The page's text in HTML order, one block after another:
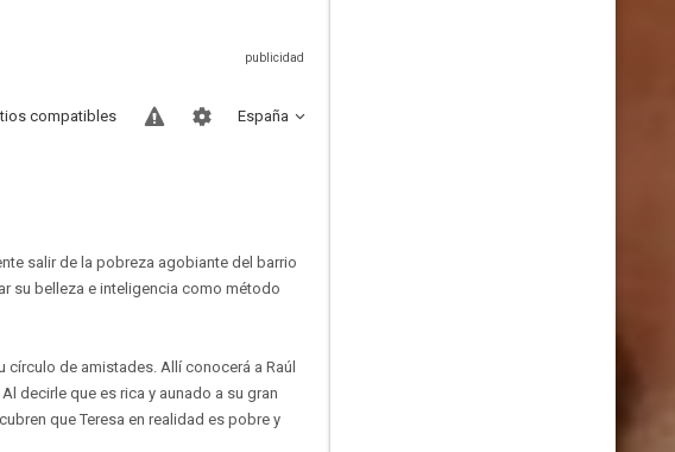
España
compatibles
salir de la pobreza agobiante del barrio
su belleza e inteligencia como método
círculo de amistades. Allí conocerá a Raúl
decirle que es rica y aunado a su gran
que Teresa en realidad es pobre y